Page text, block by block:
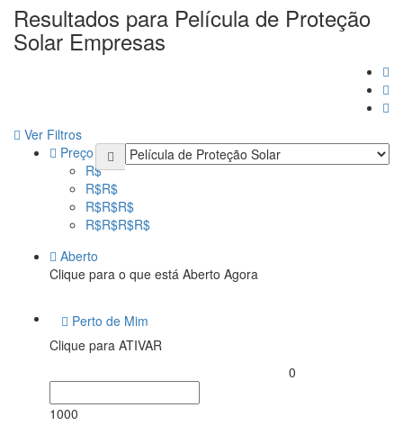
Resultados para Película de Proteção
Solar Empresas
Ver Filtros
Preço
R$
R$R$
R$R$R$
R$R$R$R$
Aberto
Clique para o que está Aberto Agora
Perto de Mim
Clique para ATIVAR
0
1000